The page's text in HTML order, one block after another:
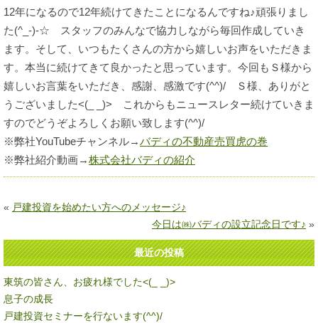
12年になるので12年続けてきたことになるんですね♪頑張りまし
た(^_-)-☆ スタッフのみんなで協力しながら毎回作成していき
ます。そして、いつもたくさんの方から嬉しいお声をいただきま
す。本当に続けてきて良かったと思っています。今回もＳ様から
嬉しいお言葉をいただき、感謝、感激です(^^)/ Ｓ様、ありがと
うございました<(_ _)> これからもニュースレター続けていきま
すのでどうぞよろしくお願い致します(^^)/
※弊社YouTubeチャンネル→バディの不動産売買虎の巻
※弊社紹介動画→株式会社バディの紹介
« 戸建投資を始めたい方へのメッセージ♪
今日は㈱バディの設立記念日です♪ »
最近の投稿
東筑の皆さん、お疲れ様でした<(_ _)>
息子の成長
戸建投資セミナーを行ないます(^^)/